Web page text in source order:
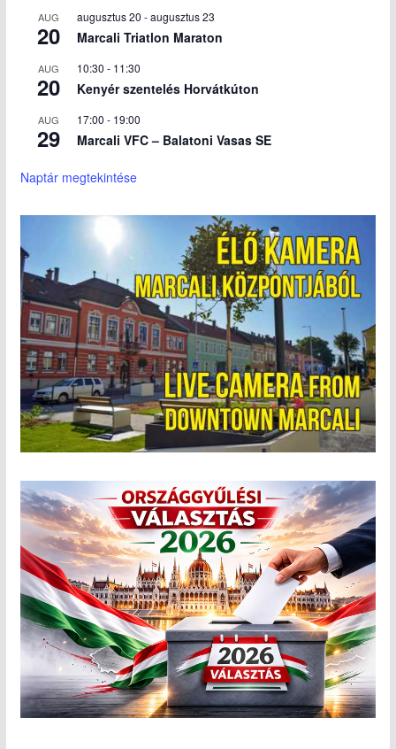
AUG
20
augusztus 20 -augusztus 23
Marcali Triatlon Maraton
AUG
20
10:30 - 11:30
Kenyér szentelés Horvátkúton
AUG
29
17:00 - 19:00
Marcali VFC – Balatoni Vasas SE
Naptár megtekintése